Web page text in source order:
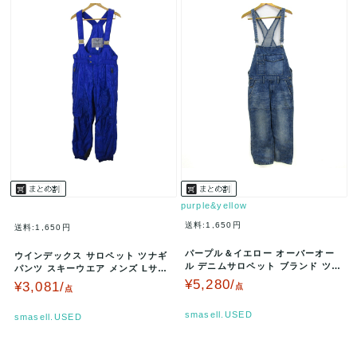
送料:1,650円
ウインデックス サロペット ツナギ
パンツ スキーウエア メンズ Lサイ
ズ ブルー WINDEX 【…
¥3,081/点
smasell.USED
purple&yellow
送料:1,650円
パープル＆イエロー オーバーオー
ル デニムサロペット ブランド ツナ
ギ メンズ Sサイズ インディゴ…
¥5,280/点
smasell.USED